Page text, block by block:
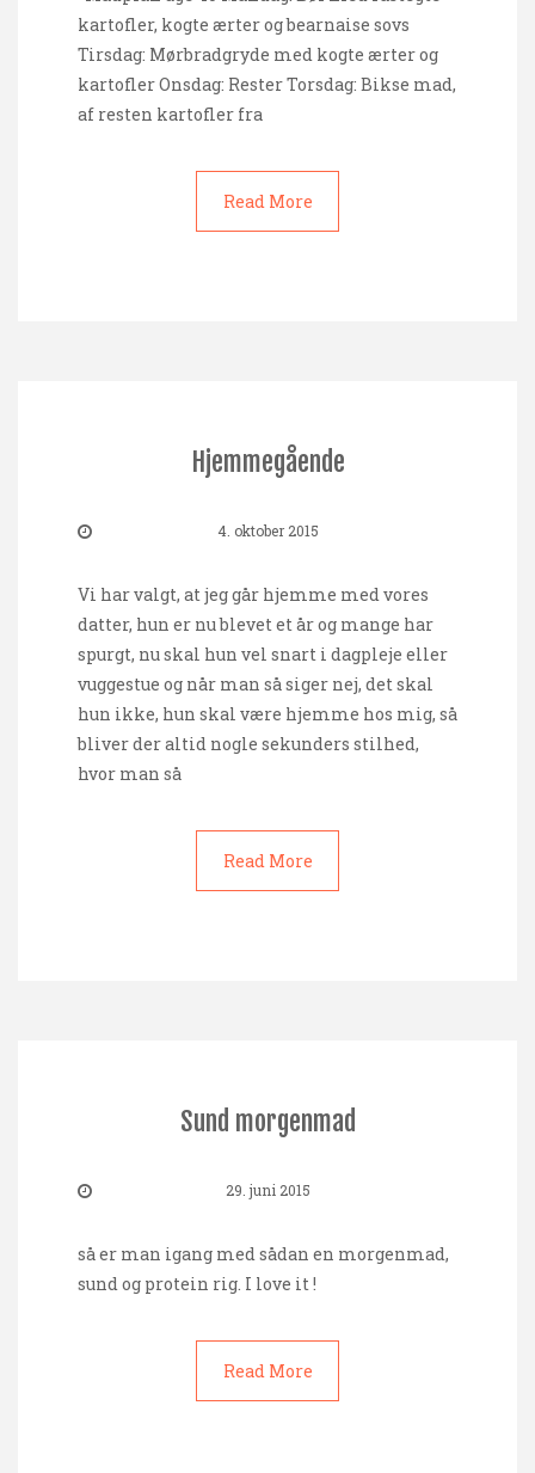
kartofler, kogte ærter og bearnaise sovs
Tirsdag: Mørbradgryde med kogte ærter og
kartofler Onsdag: Rester Torsdag: Bikse mad,
af resten kartofler fra
Read More
Hjemmegående
4. oktober 2015
Vi har valgt, at jeg går hjemme med vores
datter, hun er nu blevet et år og mange har
spurgt, nu skal hun vel snart i dagpleje eller
vuggestue og når man så siger nej, det skal
hun ikke, hun skal være hjemme hos mig, så
bliver der altid nogle sekunders stilhed,
hvor man så
Read More
Sund morgenmad
29. juni 2015
så er man igang med sådan en morgenmad,
sund og protein rig. I love it !
Read More